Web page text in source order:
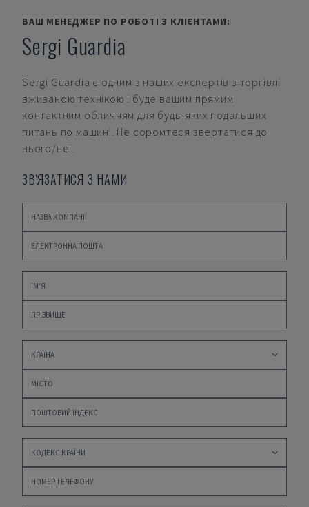
ВАШ МЕНЕДЖЕР ПО РОБОТІ З КЛІЄНТАМИ:
Sergi Guardia
Sergi Guardia є одним з наших експертів з торгівлі
вживаною технікою і буде вашим прямим
контактним обличчям для будь-яких подальших
питань по машині. Не соромтеся звертатися до
нього/неї.
ЗВ'ЯЗАТИСЯ З НАМИ